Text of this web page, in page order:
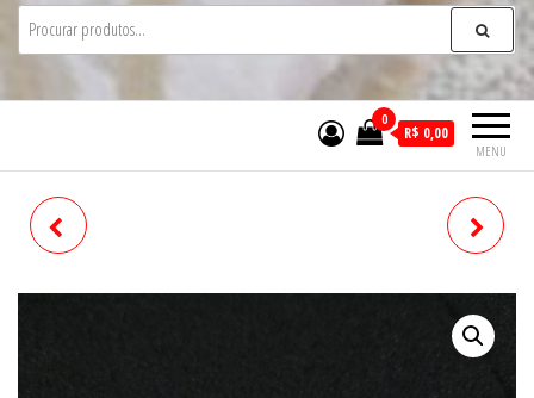
MENU
0
R$ 0,00